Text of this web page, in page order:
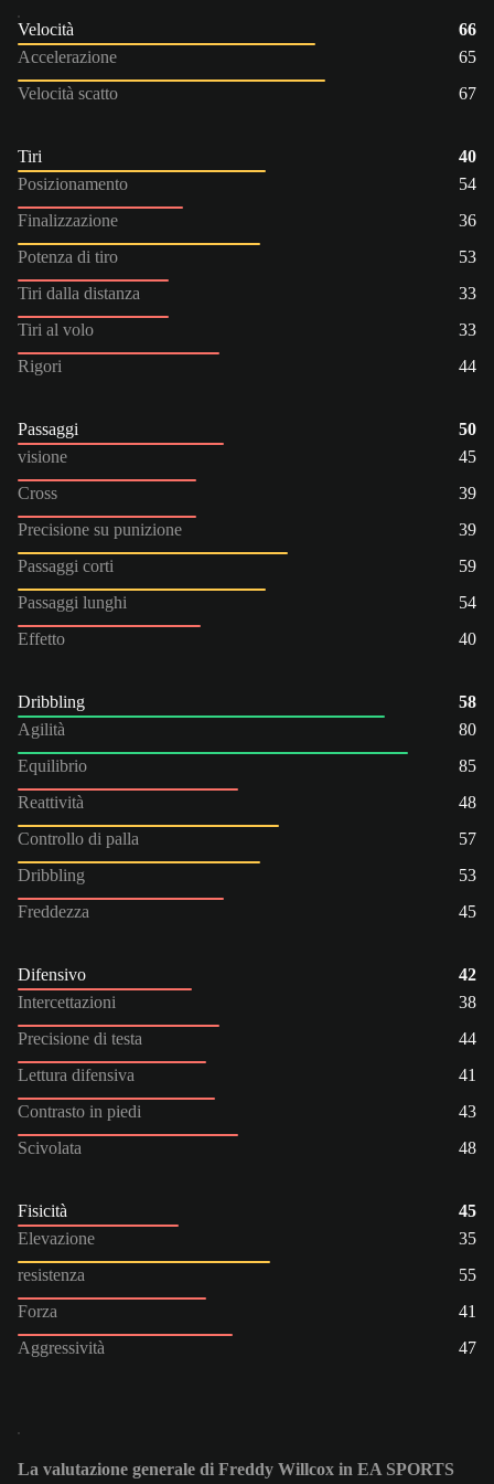
Velocità
66
Accelerazione
65
Velocità scatto
67
Tiri
40
Posizionamento
54
Finalizzazione
36
Potenza di tiro
53
Tiri dalla distanza
33
Tiri al volo
33
Rigori
44
Passaggi
50
visione
45
Cross
39
Precisione su punizione
39
Passaggi corti
59
Passaggi lunghi
54
Effetto
40
Dribbling
58
Agilità
80
Equilibrio
85
Reattività
48
Controllo di palla
57
Dribbling
53
Freddezza
45
Difensivo
42
Intercettazioni
38
Precisione di testa
44
Lettura difensiva
41
Contrasto in piedi
43
Scivolata
48
Fisicità
45
Elevazione
35
resistenza
55
Forza
41
Aggressività
47
La valutazione generale di Freddy Willcox in EA SPORTS